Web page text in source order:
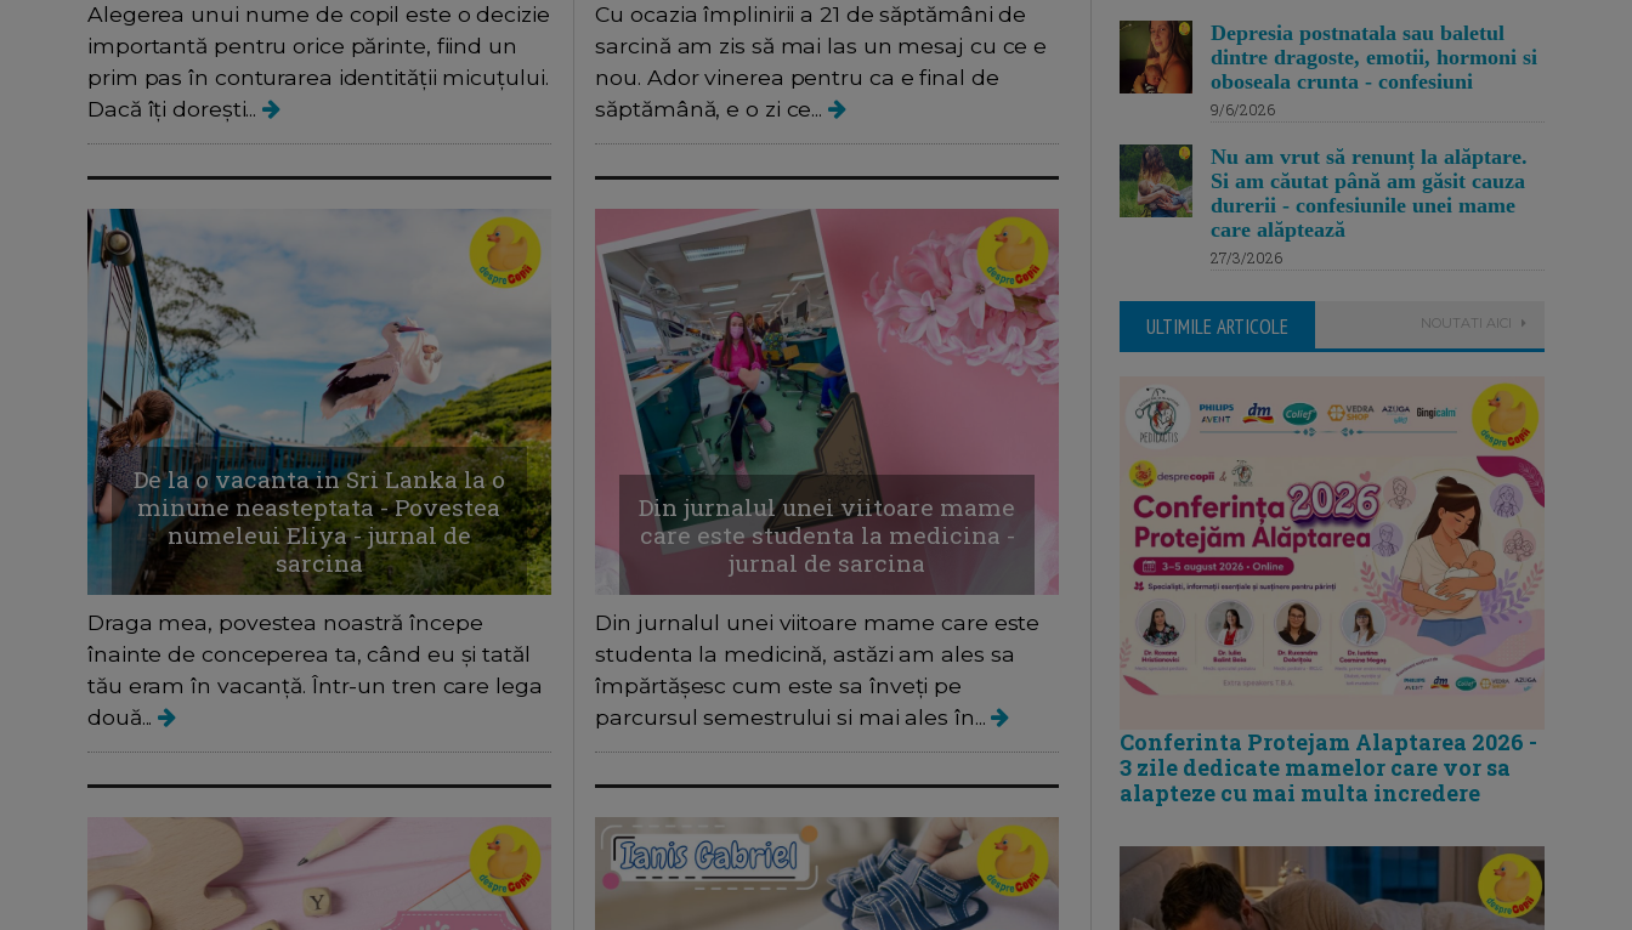
Alegerea unui nume de copil este o decizie
importantă pentru orice părinte, fiind un
prim pas în conturarea identității micuțului.
Dacă îți dorești...
Cu ocazia împlinirii a 21 de săptămâni de
sarcină am zis să mai las un mesaj cu ce e
nou. Ador vinerea pentru ca e final de
săptămână, e o zi ce...
De la o vacanta in Sri Lanka la o
minune neasteptata - Povestea
numeleui Eliya - jurnal de
sarcina
Draga mea, povestea noastră începe
înainte de conceperea ta, când eu și tatăl
tău eram în vacanță. Într-un tren care lega
două...
Din jurnalul unei viitoare mame
care este studenta la medicina -
jurnal de sarcina
Din jurnalul unei viitoare mame care este
studenta la medicină, astăzi am ales sa
împărtășesc cum este sa înveți pe
parcursul semestrului si mai ales în...
Depresia postnatala sau baletul
dintre dragoste, emotii, hormoni si
oboseala crunta - confesiuni
9/6/2026
Nu am vrut să renunț la alăptare.
Si am căutat până am găsit cauza
durerii - confesiunile unei mame
care alăptează
27/3/2026
ULTIMILE ARTICOLE NOUTATI AICI
Conferinta Protejam Alaptarea 2026 -
3 zile dedicate mamelor care vor sa
alapteze cu mai multa incredere